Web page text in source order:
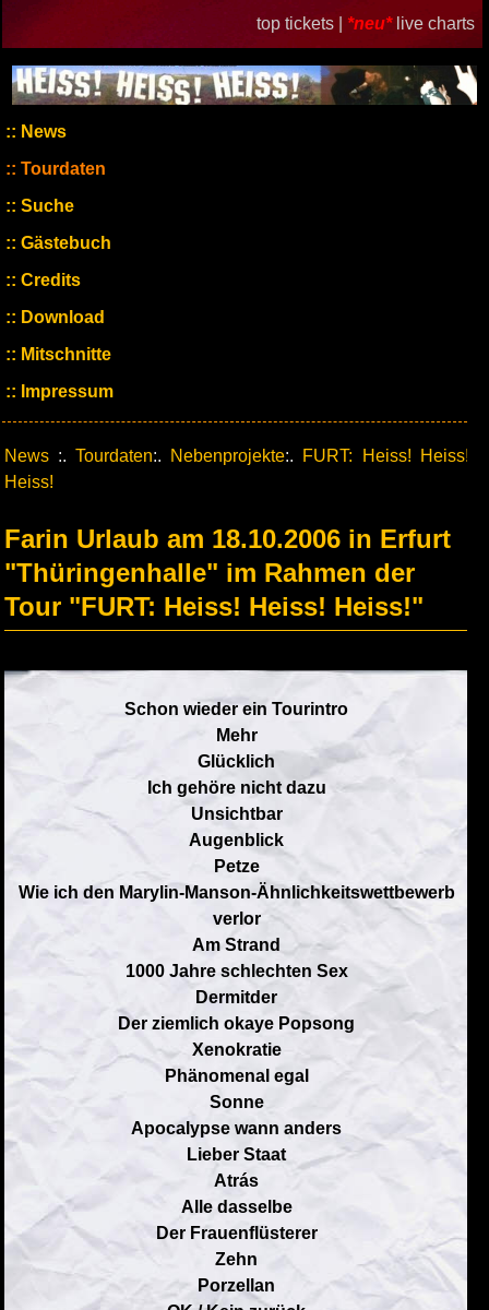
top tickets | *neu* live charts
News
Tourdaten
Suche
Gästebuch
Credits
Download
Mitschnitte
Impressum
News :.Tourdaten:. Nebenprojekte:. FURT: Heiss! Heiss!
Heiss!
Farin Urlaub am 18.10.2006 in Erfurt
"Thüringenhalle" im Rahmen der
Tour "FURT: Heiss! Heiss! Heiss!"
Schon wieder ein Tourintro
Mehr
Glücklich
Ich gehöre nicht dazu
Unsichtbar
Augenblick
Petze
Wie ich den Marylin-Manson-Ähnlichkeitswettbewerb
verlor
Am Strand
1000 Jahre schlechten Sex
Dermitder
Der ziemlich okaye Popsong
Xenokratie
Phänomenal egal
Sonne
Apocalypse wann anders
Lieber Staat
Atrás
Alle dasselbe
Der Frauenflüsterer
Zehn
Porzellan